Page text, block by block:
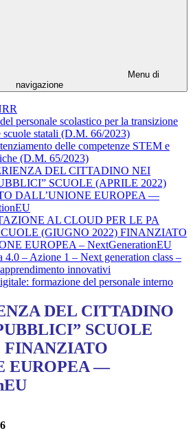
Menu di
navigazione
personale scolastico per la transizione
scuole statali (D.M. 66/2023)
delle competenze STEM e
(D.M. 65/2023)
DEL CITTADINO NEI
SCUOLE (APRILE 2022)
DALL’UNIONE EUROPEA —
AL CLOUD PER LE PA
(GIUGNO 2022) FINANZIATO
EUROPEA – NextGenerationEU
4.0 – Azione 1 – Next generation class –
innovativi
formazione del personale interno
DEL CITTADINO
SCUOLE
FINANZIATO
EUROPEA —